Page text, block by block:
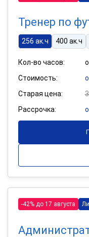
Тренер по
256 ак.ч 400 ак.ч
Кол-во часов:
Стоимость:
Старая цена:
Рассрочка:
-42% до 17 августа